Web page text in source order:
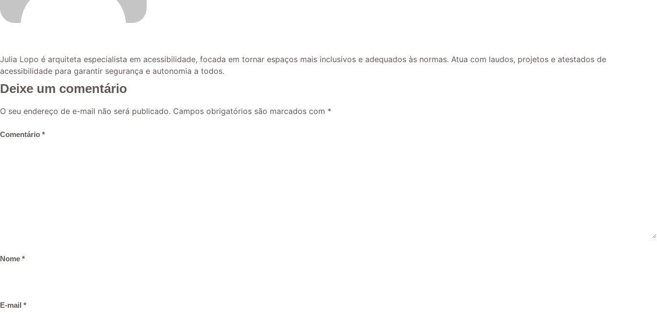
Julia Lopo é arquiteta especialista em acessibilidade, focada em tornar espaços mais inclusivos e adequados às normas. Atua com laudos, projetos e atestados de
acessibilidade para garantir segurança e autonomia a todos.
Deixe um comentário
O seu endereço de e-mail não será publicado. Campos obrigatórios são marcados com *
Comentário *
Nome *
E-mail *